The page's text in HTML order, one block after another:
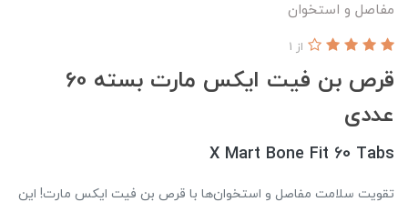
مفاصل و استخوان
قرص بن فیت ایکس مارت بسته 60
عددی
از 1
X Mart Bone Fit 60 Tabs
تقویت سلامت مفاصل و استخوان‌ها با قرص بن فیت ایکس مارت! این